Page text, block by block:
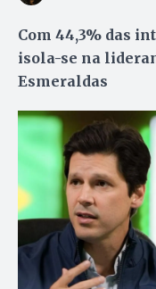
Com 44,3% das
isola-se na
Esmeraldas